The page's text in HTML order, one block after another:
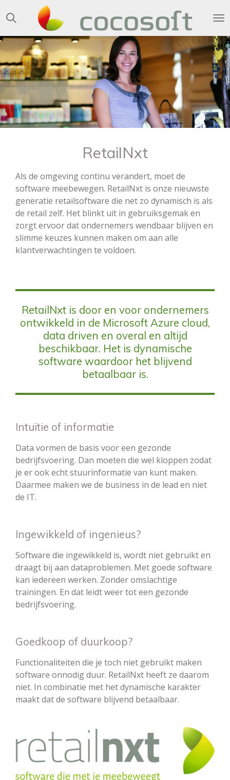
direct
naar
hoofdinhoud
RetailNxt
Als de omgeving continu verandert, moet de
software meebewegen. RetailNxt is onze nieuwste
generatie retailsoftware die net zo dynamisch is als
de retail zelf. Het blinkt uit in gebruiksgemak en
zorgt ervoor dat ondernemers wendbaar blijven en
slimme keuzes kunnen maken om aan alle
klantverwachtingen te voldoen.
RetailNxt is door en voor ondernemers
ontwikkeld in de Microsoft Azure cloud,
data driven en overal en altijd
beschikbaar. Het is dynamische
software waardoor het blijvend
betaalbaar is.
Intuïtie of informatie
Data vormen de basis voor een gezonde
bedrijfsvoering. Dan moeten die wel kloppen zodat
je er ook echt stuurinformatie van kunt maken.
Daarmee maken we de business in de lead en niet
de IT.
Ingewikkeld of ingenieus?
Software die ingewikkeld is, wordt niet gebruikt en
draagt bij aan dataproblemen. Met goede software
kan iedereen werken. Zonder omslachtige
trainingen. En dat leidt weer tot een gezonde
bedrijfsvoering.
Goedkoop of duurkoop?
Functionaliteiten die je toch niet gebruikt maken
software onnodig duur. RetailNxt heeft ze daarom
niet. In combinatie met het dynamische karakter
maakt dat de software blijvend betaalbaar.